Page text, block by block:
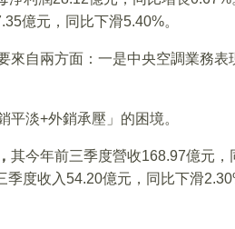
億元，同比下滑5.40%。
來自兩方面：一是中央空調業務
淡+外銷承壓」的困境。
其今年前三季度營收168.97億元
季度收入54.20億元，同比下滑